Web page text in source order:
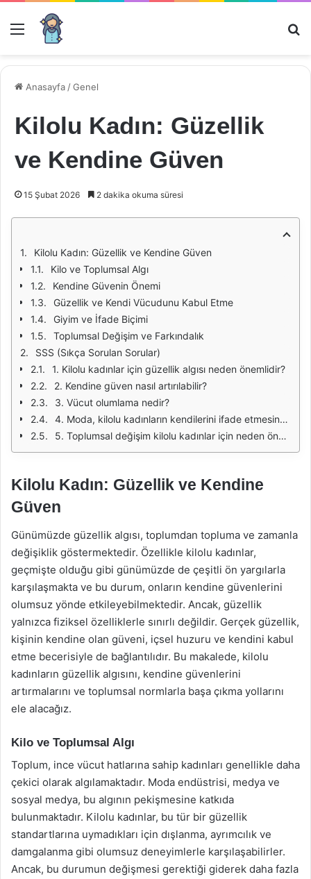
Menü
Anasayfa /Genel
Kilolu Kadın: Güzellik
ve Kendine Güven
15 Şubat 2026 2 dakika okuma süresi
Kilolu Kadın: Güzellik ve Kendine Güven
Kilo ve Toplumsal Algı
Kendine Güvenin Önemi
Güzellik ve Kendi Vücudunu Kabul Etme
Giyim ve İfade Biçimi
Toplumsal Değişim ve Farkındalık
SSS (Sıkça Sorulan Sorular)
1. Kilolu kadınlar için güzellik algısı neden önemlidir?
2. Kendine güven nasıl artırılabilir?
3. Vücut olumlama nedir?
4. Moda, kilolu kadınların kendilerini ifade etmesinde nasıl bir rol oynar?
5. Toplumsal değişim kilolu kadınlar için neden önemlidir?
Kilolu Kadın: Güzellik ve Kendine
Güven
Günümüzde güzellik algısı, toplumdan topluma ve zamanla
değişiklik göstermektedir. Özellikle kilolu kadınlar,
geçmişte olduğu gibi günümüzde de çeşitli ön yargılarla
karşılaşmakta ve bu durum, onların kendine güvenlerini
olumsuz yönde etkileyebilmektedir. Ancak, güzellik
yalnızca fiziksel özelliklerle sınırlı değildir. Gerçek güzellik,
kişinin kendine olan güveni, içsel huzuru ve kendini kabul
etme becerisiyle de bağlantılıdır. Bu makalede, kilolu
kadınların güzellik algısını, kendine güvenlerini
artırmalarını ve toplumsal normlarla başa çıkma yollarını
ele alacağız.
Kilo ve Toplumsal Algı
Toplum, ince vücut hatlarına sahip kadınları genellikle daha
çekici olarak algılamaktadır. Moda endüstrisi, medya ve
sosyal medya, bu algının pekişmesine katkıda
bulunmaktadır. Kilolu kadınlar, bu tür bir güzellik
standartlarına uymadıkları için dışlanma, ayrımcılık ve
damgalanma gibi olumsuz deneyimlerle karşılaşabilirler.
Ancak, bu durumun değişmesi gerektiği giderek daha fazla